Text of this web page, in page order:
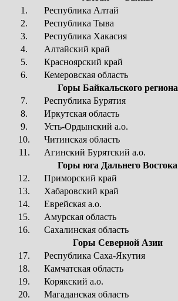
1.
Республика Алтай
2.
Республика Тыва
3.
Республика Хакасия
4.
Алтайский край
5.
Красноярский край
6.
Кемеровская область
Горы Байкальского региона
7.
Республика Бурятия
8.
Иркутская область
9.
Усть-Ордынский а.о.
10.
Читинская область
11.
Агинский Бурятский а.о.
Горы юга Дальнего Востока
12.
Приморский край
13.
Хабаровский край
14.
Еврейская а.о.
15.
Амурская область
16.
Сахалинская область
Горы Северной Азии
17.
Республика Саха-Якутия
18.
Камчатская область
19.
Корякский а.о.
20.
Магаданская область